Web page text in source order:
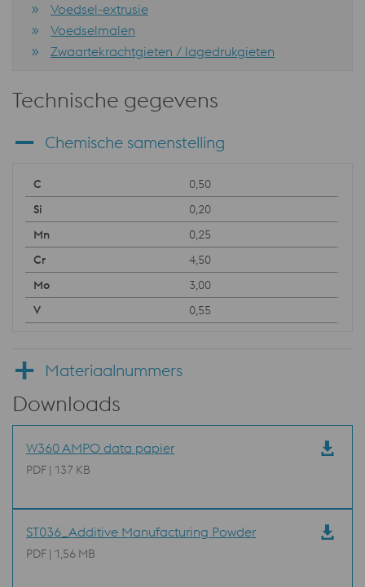
Voedsel-extrusie
Voedselmalen
Zwaartekrachtgieten / lagedrukgieten
Technische gegevens
Chemische samenstelling
0,50
0,20
0,25
4,50
3,00
0,55
Materiaalnummers
Downloads
W360 AMPO data papier
PDF | 137 KB
ST036_Additive Manufacturing Powder
PDF | 1,56 MB